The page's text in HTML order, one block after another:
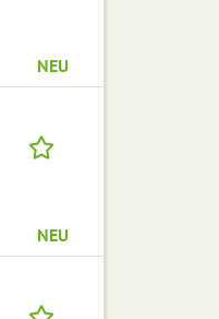
NEU
NEU